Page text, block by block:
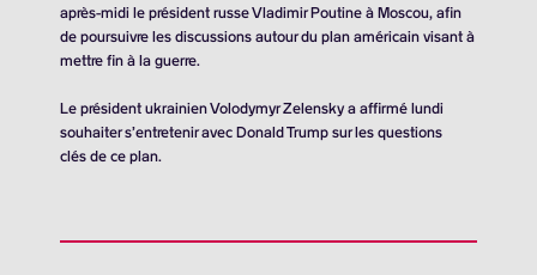
après-midi le président russe Vladimir Poutine à Moscou, afin
de poursuivre les discussions autour du plan américain visant à
mettre fin à la guerre.
Le président ukrainien Volodymyr Zelensky a affirmé lundi
souhaiter s’entretenir avec Donald Trump sur les questions
clés de ce plan.